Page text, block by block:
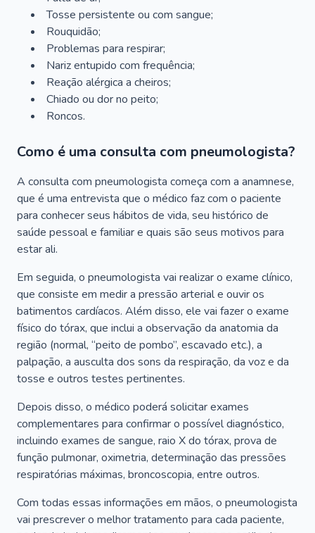
Tosse persistente ou com sangue;
Rouquidão;
Problemas para respirar;
Nariz entupido com frequência;
Reação alérgica a cheiros;
Chiado ou dor no peito;
Roncos.
Como é uma consulta com pneumologista?
A consulta com pneumologista começa com a anamnese,
que é uma entrevista que o médico faz com o paciente
para conhecer seus hábitos de vida, seu histórico de
saúde pessoal e familiar e quais são seus motivos para
estar ali.
Em seguida, o pneumologista vai realizar o exame clínico,
que consiste em medir a pressão arterial e ouvir os
batimentos cardíacos. Além disso, ele vai fazer o exame
físico do tórax, que inclui a observação da anatomia da
região (normal, “peito de pombo”, escavado etc.), a
palpação, a ausculta dos sons da respiração, da voz e da
tosse e outros testes pertinentes.
Depois disso, o médico poderá solicitar exames
complementares para confirmar o possível diagnóstico,
incluindo exames de sangue, raio X do tórax, prova de
função pulmonar, oximetria, determinação das pressões
respiratórias máximas, broncoscopia, entre outros.
Com todas essas informações em mãos, o pneumologista
vai prescrever o melhor tratamento para cada paciente,